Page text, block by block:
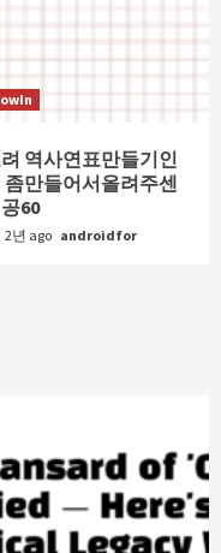
역사연표만들기인
좀만들어서올려주센
60
2년 ago androidfor